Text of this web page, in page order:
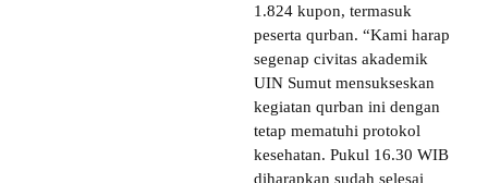
1.824 kupon, termasuk
peserta qurban. “Kami harap
segenap civitas akademik
UIN Sumut mensukseskan
kegiatan qurban ini dengan
tetap mematuhi protokol
kesehatan. Pukul 16.30 WIB
diharapkan sudah selesai